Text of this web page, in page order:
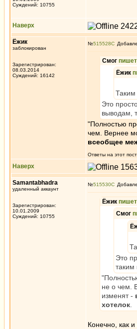
Суждений: 10755
Наверх
Ёжик
заблокирован
Зарегистрирован:
08.03.2014
Суждений: 16142
№515528
Смог пишет
Ёжик
Таким
Это
выводам,
"Полностью
чем. Вернее
всеобщее
Ответы на этот
Наверх
Samantabhadra
удаленный аккаунт
Зарегистрирован:
10.01.2009
Суждений: 10755
№515530
Ёжик пишет
Смог
Это
таким
не о чем.
изменят -
хотелок
Конечно, как